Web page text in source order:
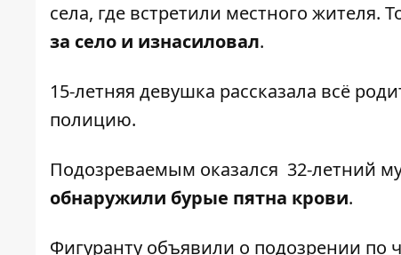
села, где встретили местного
за село и изнасиловал.
15-летняя девушка рассказала всё
полицию.
Подозреваемым оказался 32-летний
обнаружили бурые пятна крови.
Фигуранту объявили о подозрении по